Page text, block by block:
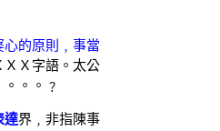
的原則﹐事當
ＸＸ字語。太公
。。﹖
達界﹐非指陳事